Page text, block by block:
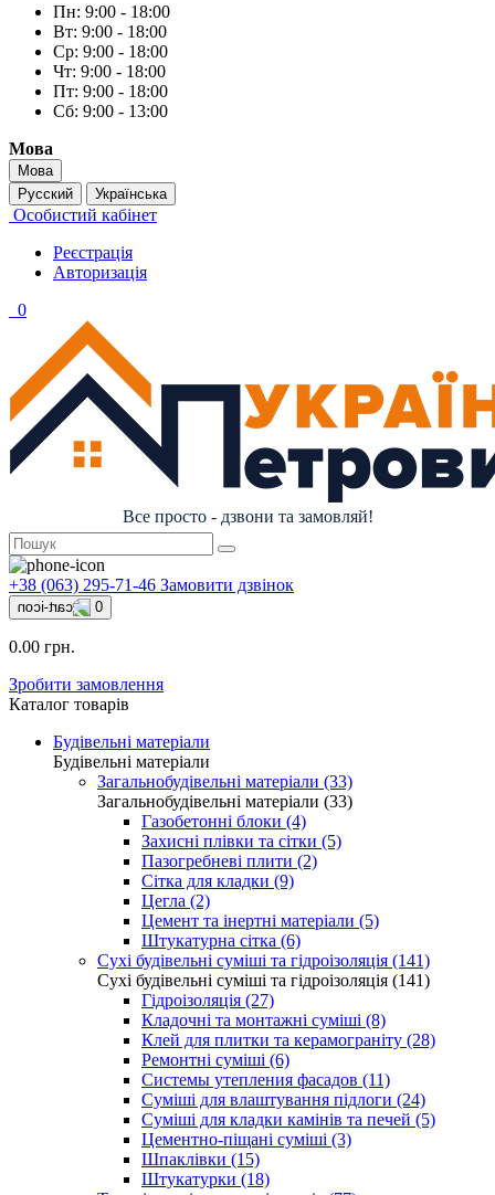
Пн: 9:00 - 18:00
Вт: 9:00 - 18:00
Ср: 9:00 - 18:00
Чт: 9:00 - 18:00
Пт: 9:00 - 18:00
Сб: 9:00 - 13:00
Мова
Мова
Русский
Українська
Особистий кабінет
Реєстрація
Авторизація
0
Все просто - дзвони та замовляй!
+38 (063) 295-71-46 Замовити дзвінок
0
0.00 грн.
Зробити замовлення
Каталог товарів
Будівельні матеріали
Будівельні матеріали
Загальнобудівельні матеріали (33)
Загальнобудівельні матеріали (33)
Газобетонні блоки (4)
Захисні плівки та сітки (5)
Пазогребневі плити (2)
Сітка для кладки (9)
Цегла (2)
Цемент та інертні матеріали (5)
Штукатурна сітка (6)
Сухі будівельні суміші та гідроізоляція (141)
Сухі будівельні суміші та гідроізоляція (141)
Гідроізоляція (27)
Кладочні та монтажні суміші (8)
Клей для плитки та керамограніту (28)
Ремонтні суміші (6)
Системы утепления фасадов (11)
Суміші для влаштування підлоги (24)
Суміші для кладки камінів та печей (5)
Цементно-піщані суміші (3)
Шпаклівки (15)
Штукатурки (18)